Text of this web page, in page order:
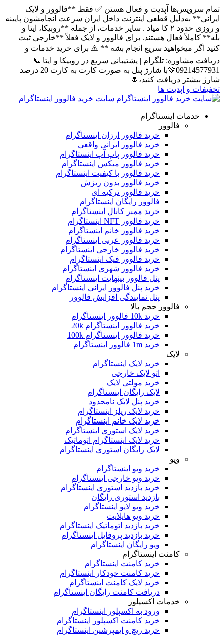
تمام سرویس‌ها آپدیت و فعال هستن ✅ فقط **فالوور و لایک
ایرانی** به‌دلیل قطعی اینترنت داخل ایران سرعت انجامشون پایینه
و روزی حدود ۲ کا میاد . سایر خدمات، از جمله **روبیکا، ایتا و
بله** کاملاً فعال هستند. برای فالوور و لایک فعلاً **خارجی ثبت
کنید اگر میخواهید سریع انجام بشه ** ⚠️ برای خرید خدمات و
دریافت مشاوره: تلگرام | پشتیبانی سریع در روبیکا و ایتا 📞
09214577931💚با شارژ پنل به صورت کارت به کارت 20 درصد
شارژ بیشتر دریافت کنید،🌷
تخفیفات و اپدیت ها
سایت خرید فالوور اینستاگرام
خدمات اینستاگرام
فالوور
خرید فالوور ارزان اینستاگرام
خرید فالوور ایرانی واقعی
خرید فالوور پاپ آپ اینستاگرام
خرید فالوور میکس اینستاگرام
خرید فالوور با کیفیت اینستاگرام
خرید فالوور بدون ریزش
خرید فالوور ترکیه ای
فالوور رایگان اینستاگرام
خرید ممبر کانال اینستاگرام
خرید فالوور NFT اینستاگرام
خرید فالوور خانم اینستاگرام
خرید فالوور عربی اینستاگرام
خرید فالوور خارجی اینستاگرام
خرید فالوور فیک اینستاگرام
خرید فالوور شهری اینستاگرام
پنل فالوور بینهایت اینستاگرام
خرید پنل فالوور ایرانی اینستاگرام
پنل نمایندگی افزایش فالوور
فالوور حجم بالا
خرید 10k فالوور اینستاگرام
خرید فالوور اینستاگرام 20k
خرید فالوور اینستاگرام 100k
خرید 1m فالوور اینستاگرام
لایک
خرید لایک اینستاگرام
اتو لایک خارجی
خرید مولتی لایک
لایک رایگان اینستاگرام
خرید پنل لایک نامحدود
خرید لایک ریلز اینستاگرام
خرید لایک خانم اینستاگرام
خرید لایک استوری اینستاگرام
خرید لایک اینستاگرام اتوماتیک
لایک رایگان استوری اینستاگرام
ویو
خرید ویو اینستاگرام
خرید ویو خارجی اینستاگرام
خرید بازدید استوری اینستاگرام
بازدید استوری رایگان
خرید ویو لایو اینستاگرام
خرید ویو هایلایت
خرید بازدید اتوماتیک اینستاگرام
خرید بازدید پروفایل اینستاگرام
ویو رایگان اینستاگرام
کامنت اینستاگرام
خرید کامنت اینستاگرام
خرید کامنت خودکار اینستاگرام
خرید لایک کامنت اینستاگرام
دریافت کامنت رایگان اینستاگرام
خدمات اکسپلور
ورود به اکسپلور اینستاگرام
خرید کامنت اکسپلور اینستاگرام
خرید ریچ و ایمپرشین اینستاگرام